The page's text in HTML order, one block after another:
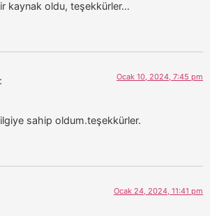
kaynak oldu, teşekkürler…
Ocak 10, 2024, 7:45 pm
sahip oldum.teşekkürler.
Ocak 24, 2024, 11:41 pm